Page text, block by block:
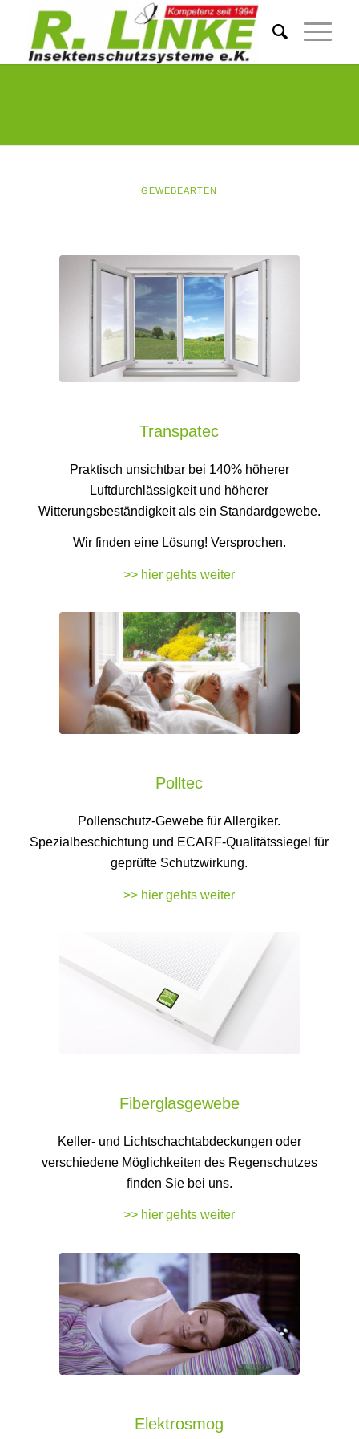
GEWEBEARTEN
Transpatec
Praktisch unsichtbar bei 140% höherer
Luftdurchlässigkeit und höherer
Witterungsbeständigkeit als ein Standardgewebe.
Wir finden eine Lösung! Versprochen.
>> hier gehts weiter
Polltec
Pollenschutz-Gewebe für Allergiker.
Spezialbeschichtung und ECARF-Qualitätssiegel für
geprüfte Schutzwirkung.
>> hier gehts weiter
Fiberglasgewebe
Keller- und Lichtschachtabdeckungen oder
verschiedene Möglichkeiten des Regenschutzes
finden Sie bei uns.
>> hier gehts weiter
Elektrosmog